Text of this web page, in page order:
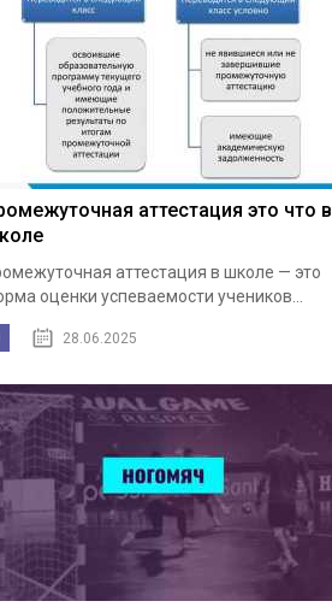
аттестация это что в
аттестация в школе — это
оценки успеваемости учеников...
28.06.2025